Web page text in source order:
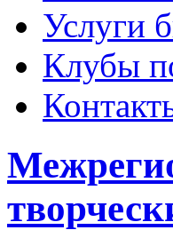
Услуги
Клубы